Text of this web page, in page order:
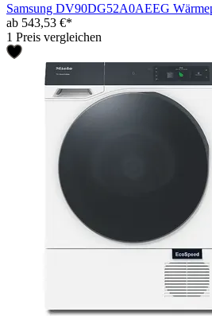
Samsung DV90DG52A0AEEG
ab 543,53 €*
1 Preis vergleichen